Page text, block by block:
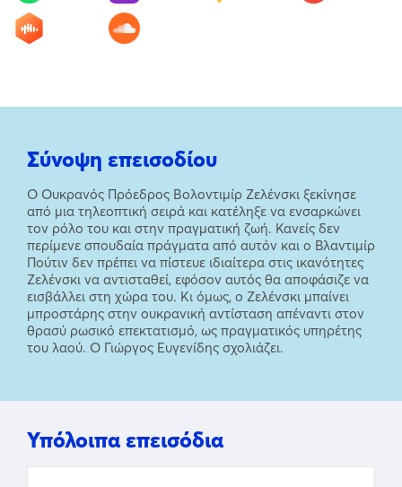
Σύνοψη επεισοδίου
Ο Ουκρανός Πρόεδρος Βολοντιμίρ Ζελένσκι ξεκίνησε
από μια τηλεοπτική σειρά και κατέληξε να ενσαρκώνει
τον ρόλο του και στην πραγματική ζωή. Κανείς δεν
περίμενε σπουδαία πράγματα από αυτόν και ο Βλαντιμίρ
Πούτιν δεν πρέπει να πίστευε ιδιαίτερα στις ικανότητες
Ζελένσκι να αντισταθεί, εφόσον αυτός θα αποφάσιζε να
εισβάλλει στη χώρα του. Κι όμως, ο Ζελένσκι μπαίνει
μπροστάρης στην ουκρανική αντίσταση απέναντι στον
θρασύ ρωσικό επεκτατισμό, ως πραγματικός υπηρέτης
του λαού. Ο Γιώργος Ευγενίδης σχολιάζει.
Υπόλοιπα επεισόδια